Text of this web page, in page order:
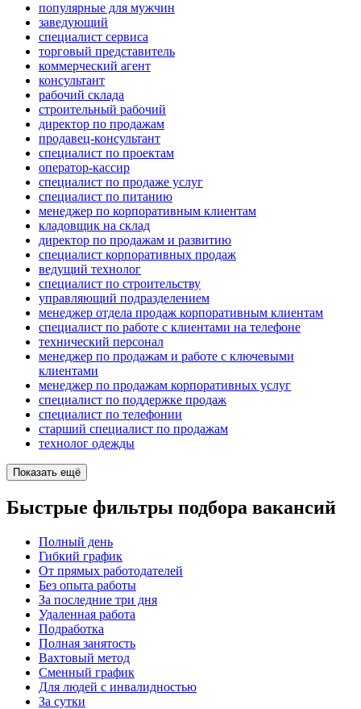
популярные для мужчин
заведующий
специалист сервиса
торговый представитель
коммерческий агент
консультант
рабочий склада
строительный рабочий
директор по продажам
продавец-консультант
специалист по проектам
оператор-кассир
специалист по продаже услуг
специалист по питанию
менеджер по корпоративным клиентам
кладовщик на склад
директор по продажам и развитию
специалист корпоративных продаж
ведущий технолог
специалист по строительству
управляющий подразделением
менеджер отдела продаж корпоративным клиентам
специалист по работе с клиентами на телефоне
технический персонал
менеджер по продажам и работе с ключевыми
клиентами
менеджер по продажам корпоративных услуг
специалист по поддержке продаж
специалист по телефонии
старший специалист по продажам
технолог одежды
Показать ещё
Быстрые фильтры подбора вакансий
Полный день
Гибкий график
От прямых работодателей
Без опыта работы
За последние три дня
Удаленная работа
Подработка
Полная занятость
Вахтовый метод
Сменный график
Для людей с инвалидностью
За сутки